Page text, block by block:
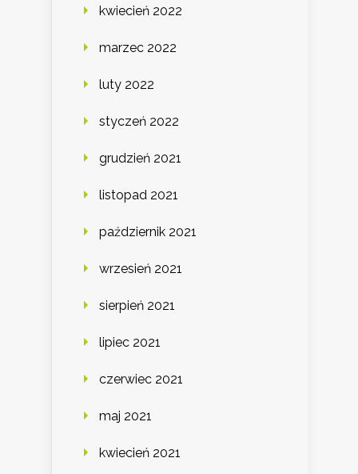
kwiecień 2022
marzec 2022
luty 2022
styczeń 2022
grudzień 2021
listopad 2021
październik 2021
wrzesień 2021
sierpień 2021
lipiec 2021
czerwiec 2021
maj 2021
kwiecień 2021